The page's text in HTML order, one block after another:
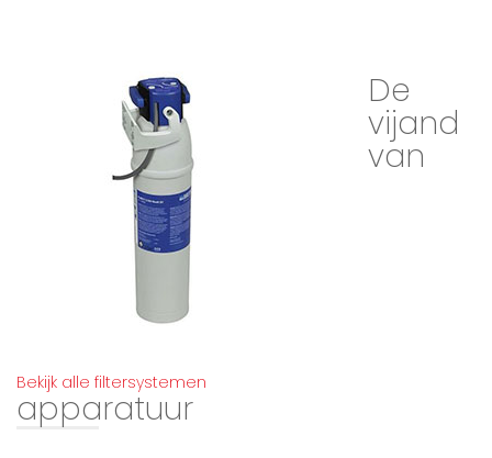
Bekijk alle filtersystemen
De
vijand
van
apparatuur